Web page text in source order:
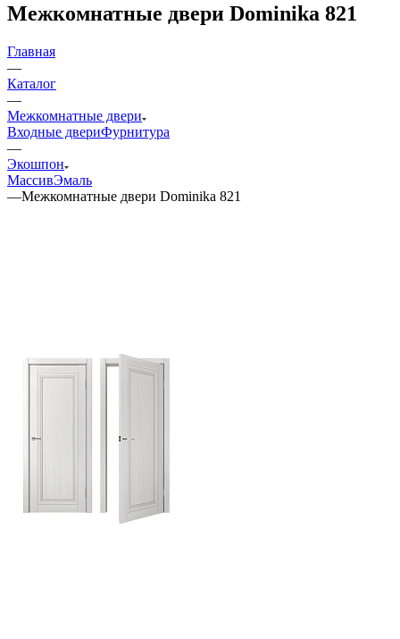
Межкомнатные двери Dominika 821
Главная
—
Каталог
—
Межкомнатные двери
Входные двериФурнитура
—
Экошпон
МассивЭмаль
—Межкомнатные двери Dominika 821